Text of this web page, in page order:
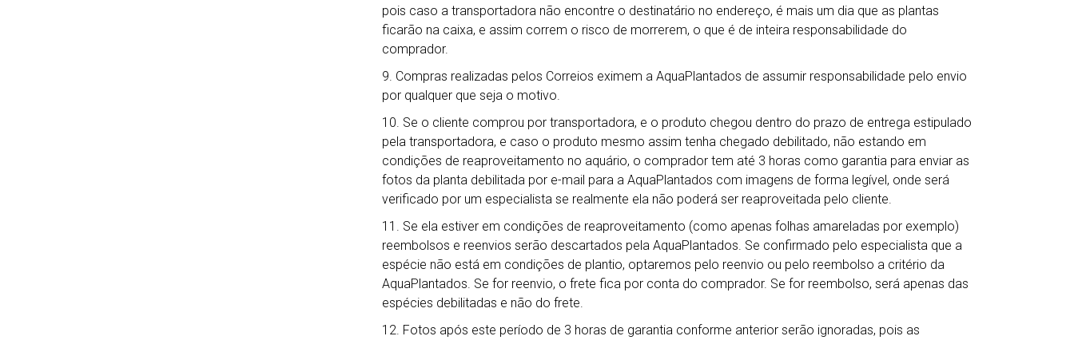
pois caso a transportadora não encontre o destinatário no endereço, é mais um dia que as plantas
ficarão na caixa, e assim correm o risco de morrerem, o que é de inteira responsabilidade do
comprador.
9. Compras realizadas pelos Correios eximem a AquaPlantados de assumir responsabilidade pelo envio
por qualquer que seja o motivo.
10. Se o cliente comprou por transportadora, e o produto chegou dentro do prazo de entrega estipulado
pela transportadora, e caso o produto mesmo assim tenha chegado debilitado, não estando em
condições de reaproveitamento no aquário, o comprador tem até 3 horas como garantia para enviar as
fotos da planta debilitada por e-mail para a AquaPlantados com imagens de forma legível, onde será
verificado por um especialista se realmente ela não poderá ser reaproveitada pelo cliente.
11. Se ela estiver em condições de reaproveitamento (como apenas folhas amareladas por exemplo)
reembolsos e reenvios serão descartados pela AquaPlantados. Se confirmado pelo especialista que a
espécie não está em condições de plantio, optaremos pelo reenvio ou pelo reembolso a critério da
AquaPlantados. Se for reenvio, o frete fica por conta do comprador. Se for reembolso, será apenas das
espécies debilitadas e não do frete.
12. Fotos após este período de 3 horas de garantia conforme anterior serão ignoradas, pois as